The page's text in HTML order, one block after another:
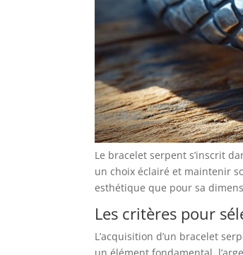
Le bracelet serpent s’inscrit
un choix éclairé et maintenir
esthétique que pour sa
Les critères pour
L’acquisition d’un bracelet